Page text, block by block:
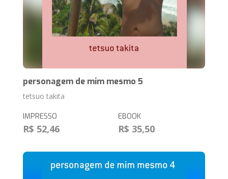
personagem de mim mesmo 5
tetsuo takita
IMPRESSO
R$ 52,46
EBOOK
R$ 35,50